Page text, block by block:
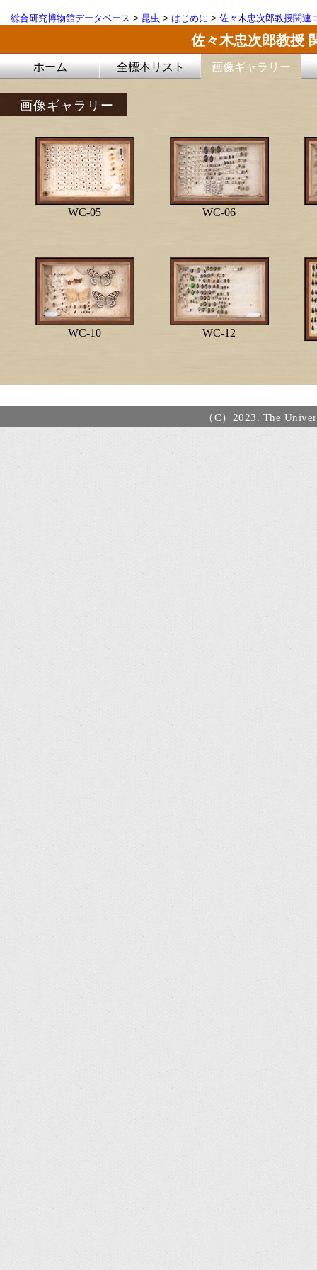
総合研究博物館データベース > 昆虫 > はじめに > 佐々木忠次郎教授関連
佐々木忠次郎教授
ホーム 全標本リスト 画像ギャラリー
画像ギャラリー
WC-05 WC-06
WC-10 WC-12
（C）2023. The